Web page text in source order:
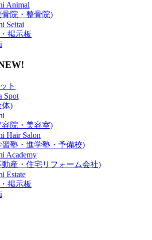
Animal
院・整骨院)
Seitai
掲示板
ト
Spot
体)
院・美容室)
Hair Salon
塾・進学塾・予備校)
Academy
産・住宅リフォーム会社)
Estate
掲示板